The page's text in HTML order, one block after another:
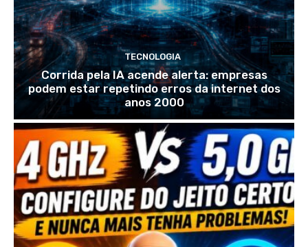
TECNOLOGIA
Corrida pela IA acende alerta: empresas
podem estar repetindo erros da internet dos
anos 2000